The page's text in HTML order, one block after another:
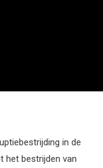
in de
het bestrijden van